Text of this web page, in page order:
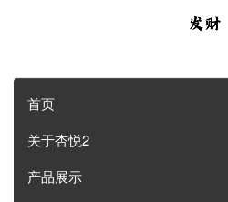
首页
关于杏悦2
产品展示